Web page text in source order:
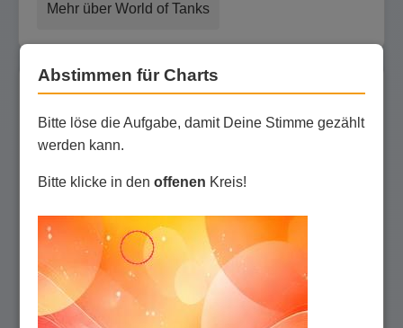
Mehr über World of Tanks
Tanks 3D
Strategie
3D
Unkommerziell
Spiele als Panzer
und kämpfe
gleichzeitig gegen
Abstimmen für Charts
Bitte löse die Aufgabe, damit Deine Stimme gezählt
werden kann.
Bitte klicke in denoffenen Kreis!